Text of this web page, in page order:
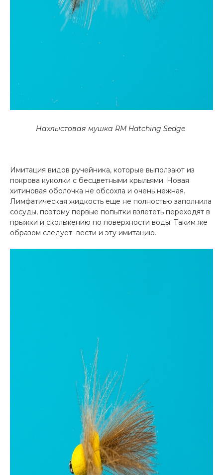
Нахлыстовая мушка RM Hatching Sedge
Имитация видов ручейника, которые выползают из
покрова куколки с бесцветными крыльями. Новая
хитиновая оболочка не обсохла и очень нежная.
Лимфатическая жидкость еще не полностью заполнила
сосуды, поэтому первые попытки взлететь переходят в
прыжки и скольжению по поверхности воды. Таким же
образом следует вести и эту имитацию.